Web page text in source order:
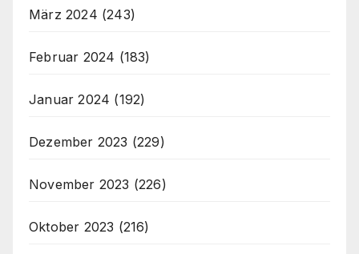
März 2024 (243)
Februar 2024 (183)
Januar 2024 (192)
Dezember 2023 (229)
November 2023 (226)
Oktober 2023 (216)